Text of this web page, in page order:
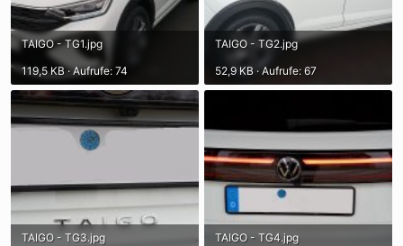
TAIGO - TG1.jpg
119,5 KB · Aufrufe: 74
TAIGO - TG2.jpg
52,9 KB · Aufrufe: 67
TAIGO - TG3.jpg
TAIGO - TG4.jpg